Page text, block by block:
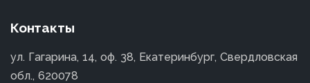
Контакты
ул. Гагарина, 14, оф. 38, Екатеринбург, Свердловская
обл., 620078